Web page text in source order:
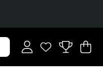
Önskelista
Antal i
.
.